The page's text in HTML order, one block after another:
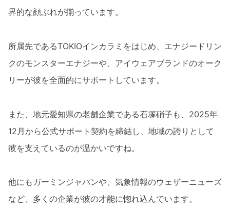
界的な顔ぶれが揃っています。
所属先であるTOKIOインカラミをはじめ、エナジードリン
クのモンスターエナジーや、アイウェアブランドのオーク
リーが彼を全面的にサポートしています。
また、地元愛知県の老舗企業である石塚硝子も、2025年
12月から公式サポート契約を締結し、地域の誇りとして
彼を支えているのが温かいですね。
他にもガーミンジャパンや、気象情報のウェザーニューズ
など、多くの企業が彼の才能に惚れ込んでいます。